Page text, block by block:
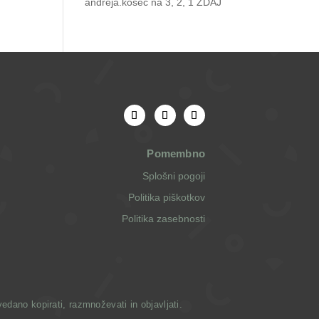
andreja.kosec na3, 2, 1 ZDAJ
Pomembno
Splošni pogoji
Politika piškotkov
Politika zasebnosti
kopirati, razmnoževati in objavljati.